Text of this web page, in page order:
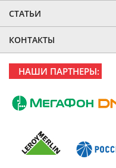
СТАТЬИ
КОНТАКТЫ
НАШИ ПАРТНЕРЫ: